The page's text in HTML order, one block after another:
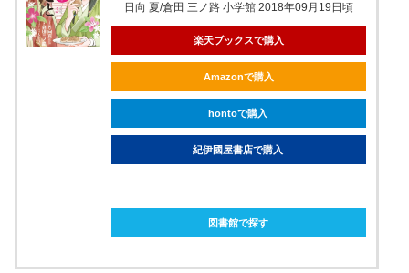
日向 夏/倉田 三ノ路 小学館 2018年09月19日頃
楽天ブックスで購入
Amazonで購入
hontoで購入
紀伊國屋書店で購入
図書館で探す